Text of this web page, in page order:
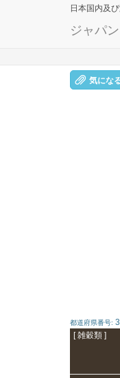
日本国内及
ジャパ
気にな
都道府県番号:
[ 雑穀類 ]